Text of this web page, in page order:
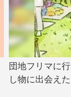
団地フリマに
し物に出会えた